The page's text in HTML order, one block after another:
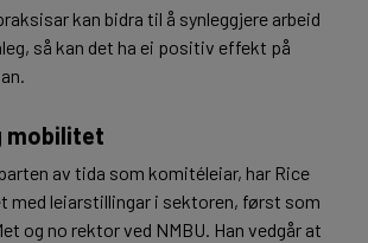
kan bidra til å synleggjere arbeid
så kan det ha ei positiv effekt på
mobilitet
av tida som komitéleiar, har Rice
med leiarstillingar i sektoren, først som
og no rektor ved NMBU. Han vedgår at